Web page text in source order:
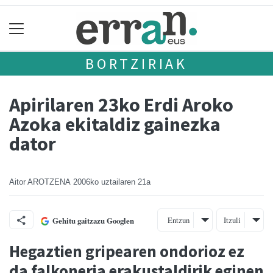
BORTZIRIAK
Apirilaren 23ko Erdi Aroko
Azoka ekitaldiz gainezka
dator
Aitor AROTZENA 2006ko uztailaren 21a
Gehitu gaitzazu Googlen Entzun Itzuli
Hegaztien gripearen ondorioz ez